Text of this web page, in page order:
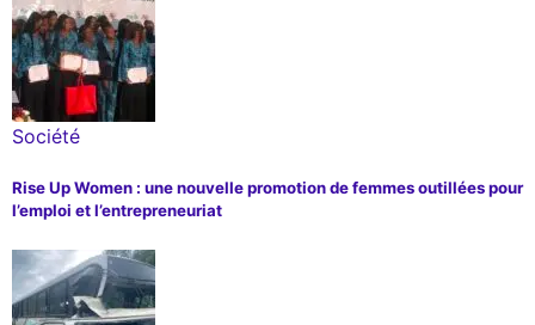
Société
Rise Up Women : une nouvelle promotion de femmes outillées pour
l’emploi et l’entrepreneuriat